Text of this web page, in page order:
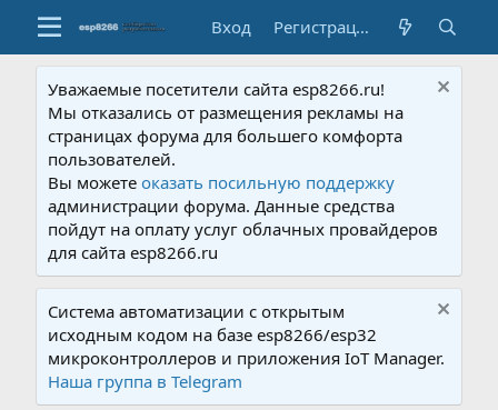
Вход Регистрация
Уважаемые посетители сайта esp8266.ru!
Мы отказались от размещения рекламы на
страницах форума для большего комфорта
пользователей.
Вы можетеоказать посильную поддержку
администрации форума. Данные средства
пойдут на оплату услуг облачных провайдеров
для сайта esp8266.ru
Система автоматизации с открытым
исходным кодом на базе esp8266/esp32
микроконтроллеров и приложения IoT Manager.
Наша группа в Telegram